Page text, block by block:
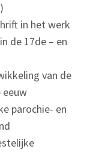
in het werk
de 17de – en
van de
parochie- en